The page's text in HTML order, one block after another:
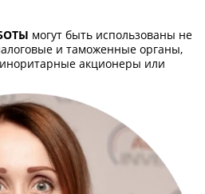
могут быть использованы не
и таможенные органы,
акционеры или